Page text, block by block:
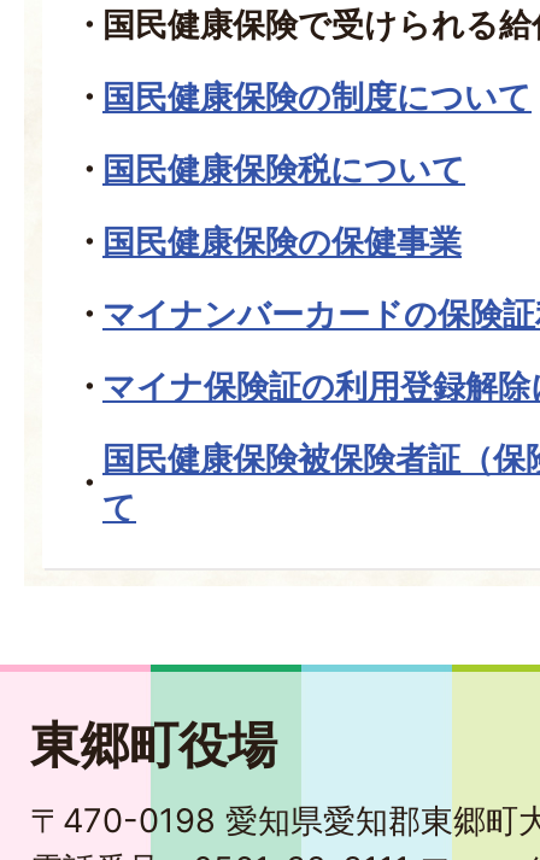
国民健康保険で受けられる給
国民健康保険の制度について
国民健康保険税について
国民健康保険の保健事業
マイナンバーカードの保険
マイナ保険証の利用登録解
国民健康保険被保険者証（
て
東郷町役場
〒470-0198 愛知県愛知郡東郷町